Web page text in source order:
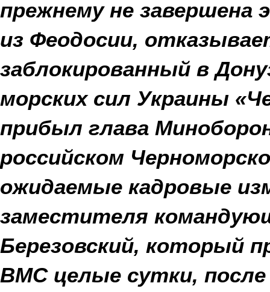
прежнему не завершена
из Феодосии,
заблокированный в
морских сил Украины
прибыл глава
российском
ожидаемые кадровые
заместителя
Березовский, который
ВМС целые сутки,